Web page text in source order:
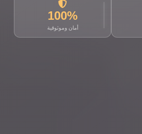
100%
أمان وموثوقية